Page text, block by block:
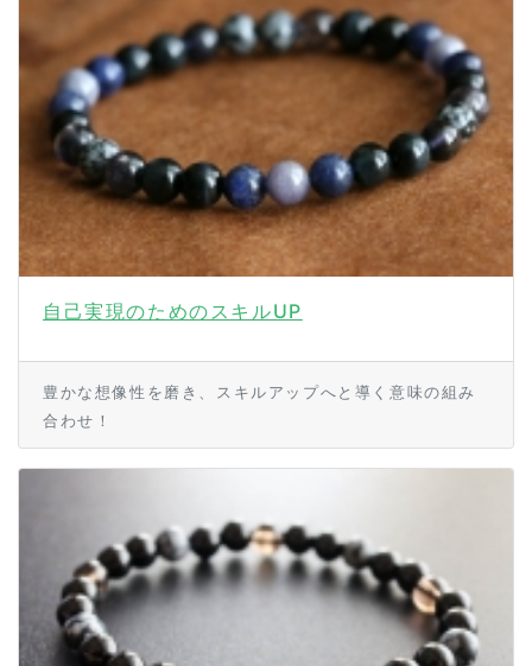
自己実現のためのスキルUP
豊かな想像性を磨き、スキルアップへと導く意味の組み
合わせ！